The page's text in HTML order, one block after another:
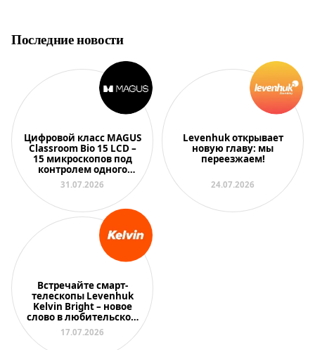
Последние новости
Цифровой класс MAGUS
Classroom Bio 15 LCD –
15 микроскопов под
контролем одного
преподавателя
31.07.2026
Levenhuk открывает
новую главу: мы
переезжаем!
24.07.2026
Встречайте смарт-
телескопы Levenhuk
Kelvin Bright – новое
слово в любительской
астрономии
17.07.2026